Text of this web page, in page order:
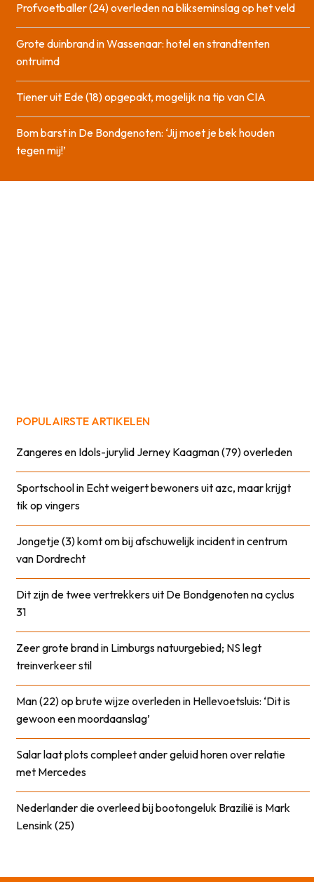
Profvoetballer (24) overleden na blikseminslag op het veld
Grote duinbrand in Wassenaar: hotel en strandtenten
ontruimd
Tiener uit Ede (18) opgepakt, mogelijk na tip van CIA
Bom barst in De Bondgenoten: ‘Jij moet je bek houden
tegen mij!’
POPULAIRSTE ARTIKELEN
Zangeres en Idols-jurylid Jerney Kaagman (79) overleden
Sportschool in Echt weigert bewoners uit azc, maar krijgt
tik op vingers
Jongetje (3) komt om bij afschuwelijk incident in centrum
van Dordrecht
Dit zijn de twee vertrekkers uit De Bondgenoten na cyclus
31
Zeer grote brand in Limburgs natuurgebied; NS legt
treinverkeer stil
Man (22) op brute wijze overleden in Hellevoetsluis: ‘Dit is
gewoon een moordaanslag’
Salar laat plots compleet ander geluid horen over relatie
met Mercedes
Nederlander die overleed bij bootongeluk Brazilië is Mark
Lensink (25)